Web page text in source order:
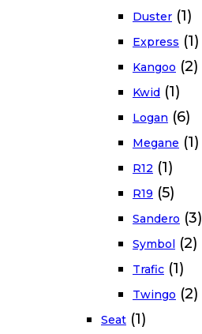
Duster (1)
Express (1)
Kangoo (2)
Kwid (1)
Logan (6)
Megane (1)
R12 (1)
R19 (5)
Sandero (3)
Symbol (2)
Trafic (1)
Twingo (2)
Seat (1)